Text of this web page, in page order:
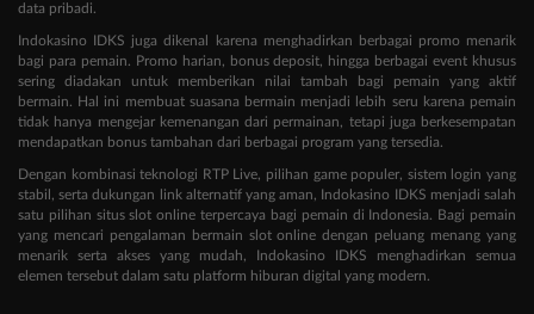
data pribadi.
Indokasino IDKS juga dikenal karena menghadirkan berbagai promo menarik
bagi para pemain. Promo harian, bonus deposit, hingga berbagai event khusus
sering diadakan untuk memberikan nilai tambah bagi pemain yang aktif
bermain. Hal ini membuat suasana bermain menjadi lebih seru karena pemain
tidak hanya mengejar kemenangan dari permainan, tetapi juga berkesempatan
mendapatkan bonus tambahan dari berbagai program yang tersedia.
Dengan kombinasi teknologi RTP Live, pilihan game populer, sistem login yang
stabil, serta dukungan link alternatif yang aman, Indokasino IDKS menjadi salah
satu pilihan situs slot online terpercaya bagi pemain di Indonesia. Bagi pemain
yang mencari pengalaman bermain slot online dengan peluang menang yang
menarik serta akses yang mudah, Indokasino IDKS menghadirkan semua
elemen tersebut dalam satu platform hiburan digital yang modern.